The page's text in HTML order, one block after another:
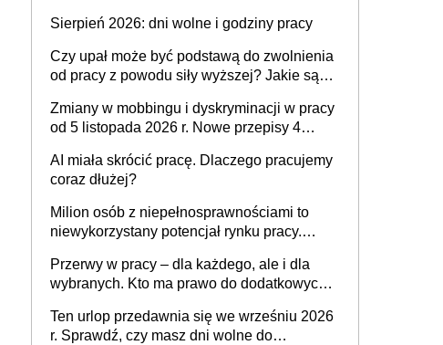
Sierpień 2026: dni wolne i godziny pracy
Czy upał może być podstawą do zwolnienia
od pracy z powodu siły wyższej? Jakie są
Zmiany w mobbingu i dyskryminacji w pracy
od 5 listopada 2026 r. Nowe przepisy 4
Ustaw
AI miała skrócić pracę. Dlaczego pracujemy
coraz dłużej?
Milion osób z niepełnosprawnościami to
niewykorzystany potencjał rynku pracy.
dofinansowań czy refundacji, ale bariery po
stronie systemu i świadomości
pracodawców [WYWIAD]
Przerwy w pracy – dla każdego, ale i dla
wybranych. Kto ma prawo do dodatkowych
Ten urlop przedawnia się we wrześniu 2026
r. Sprawdź, czy masz dni wolne do